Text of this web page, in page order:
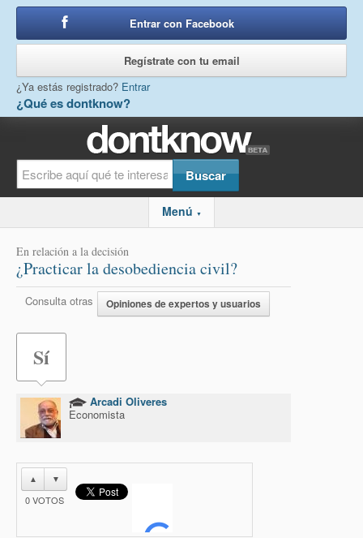
¿Qué es dontknow?
Entrar con Facebook
Regístrate con tu email
¿Ya estás registrado? Entrar
Menú ▼
En relación a la decisión
¿Practicar la desobediencia civil?
Consulta otras Opiniones de expertos y usuarios
Sí
Arcadi Oliveres
Economista
▲ ▼
0VOTOS